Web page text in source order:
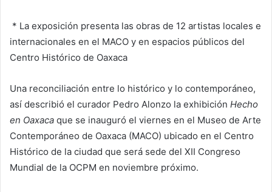
* La exposición presenta las obras de 12 artistas locales e
internacionales en el MACO y en espacios públicos del
Centro Histórico de Oaxaca
Una reconciliación entre lo histórico y lo contemporáneo,
así describió el curador Pedro Alonzo la exhibición Hecho
en Oaxaca que se inauguró el viernes en el Museo de Arte
Contemporáneo de Oaxaca (MACO) ubicado en el Centro
Histórico de la ciudad que será sede del XII Congreso
Mundial de la OCPM en noviembre próximo.